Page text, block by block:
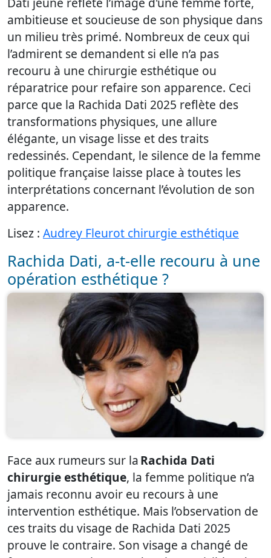
ambitieuse et soucieuse de son physique dans
un milieu très primé. Nombreux de ceux qui
l’admirent se demandent si elle n’a pas
recouru à une chirurgie esthétique ou
réparatrice pour refaire son apparence. Ceci
parce que la Rachida Dati 2025 reflète des
transformations physiques, une allure
élégante, un visage lisse et des traits
redessinés. Cependant, le silence de la femme
politique française laisse place à toutes les
interprétations concernant l’évolution de son
apparence.
Lisez : Audrey Fleurot chirurgie esthétique
Rachida Dati, a-t-elle recouru à une
opération esthétique ?
Face aux rumeurs sur laRachida Dati
chirurgie esthétique, la femme politique n’a
jamais reconnu avoir eu recours à une
intervention esthétique. Mais l’observation de
ces traits du visage de Rachida Dati 2025
prouve le contraire. Son visage a changé de